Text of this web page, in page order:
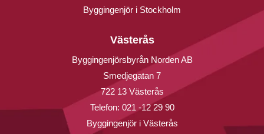
Byggingenjör i Stockholm
Västerås
Byggingenjörsbyrån Norden AB
Smedjegatan 7
722 13 Västerås
Telefon: 021 -12 29 90
Byggingenjör i Västerås